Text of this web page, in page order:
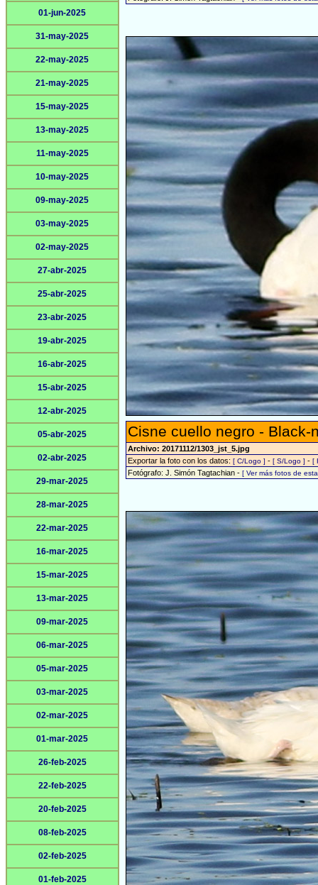
01-jun-2025
31-may-2025
22-may-2025
21-may-2025
15-may-2025
13-may-2025
11-may-2025
10-may-2025
09-may-2025
03-may-2025
02-may-2025
27-abr-2025
25-abr-2025
23-abr-2025
19-abr-2025
16-abr-2025
15-abr-2025
12-abr-2025
05-abr-2025
02-abr-2025
29-mar-2025
28-mar-2025
22-mar-2025
16-mar-2025
15-mar-2025
13-mar-2025
09-mar-2025
06-mar-2025
05-mar-2025
03-mar-2025
02-mar-2025
01-mar-2025
26-feb-2025
22-feb-2025
20-feb-2025
08-feb-2025
02-feb-2025
01-feb-2025
Cisne cuello negro -
Archivo: 20171112/1303_jst_5.jpg
Exportar la foto con los datos: [ C/Logo ] - [ S/Logo ] - [
Fotógrafo: J. Simón Tagtachian - [ Ver más fotos de